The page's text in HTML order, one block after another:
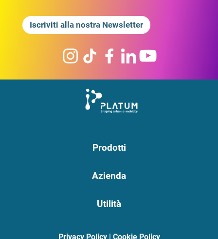
Iscriviti alla nostra Newsletter
Prodotti
Azienda
Utilità
Privacy Policy| Cookie Policy